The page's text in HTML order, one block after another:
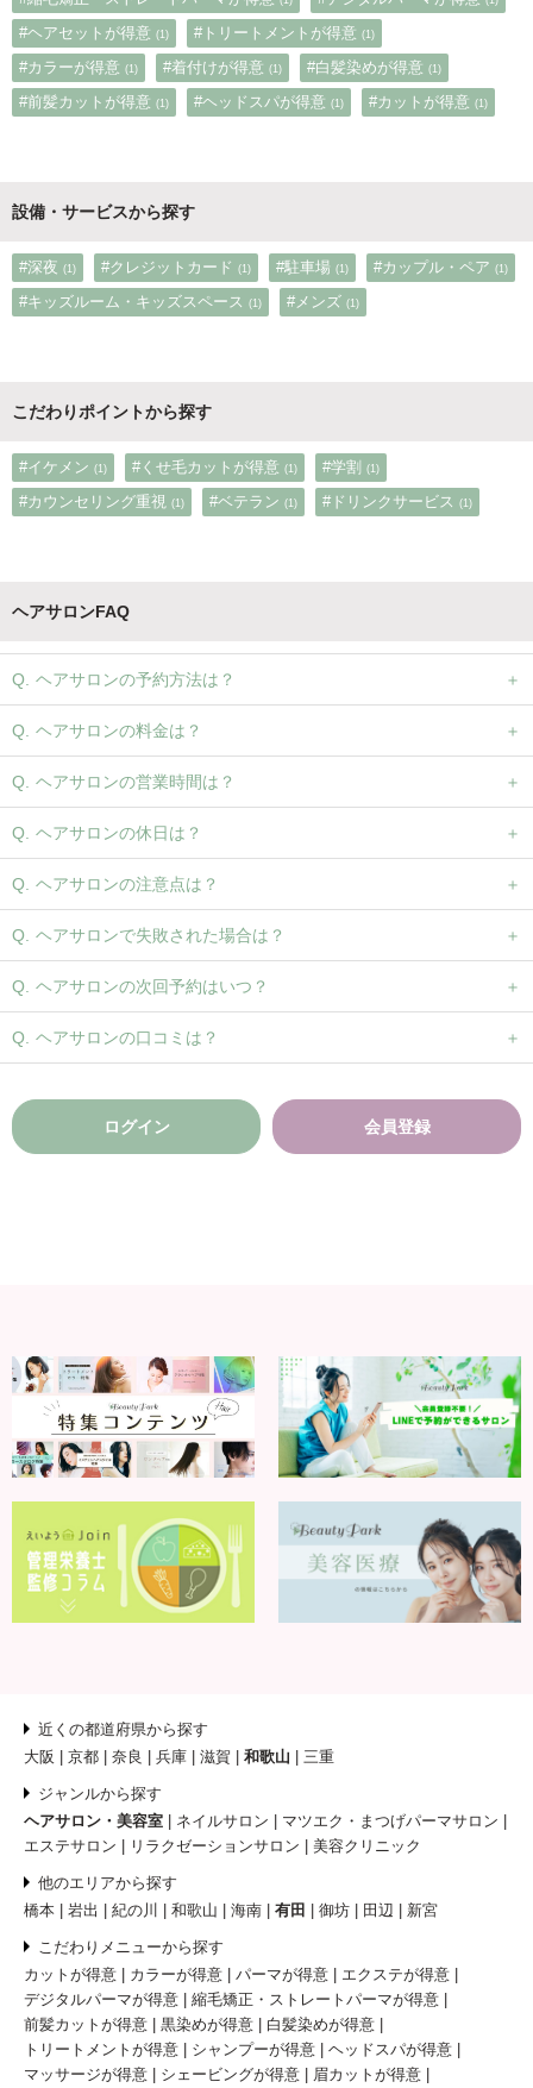
#ヘアセットが得意 (1) #トリートメントが得意 (1)
#カラーが得意 (1) #着付けが得意 (1) #白髪染めが得意 (1)
#前髪カットが得意 (1) #ヘッドスパが得意 (1) #カットが得意 (1)
設備・サービスから探す
#深夜 (1) #クレジットカード (1) #駐車場 (1) #カップル・ペア (1)
#キッズルーム・キッズスペース (1) #メンズ (1)
こだわりポイントから探す
#イケメン (1) #くせ毛カットが得意 (1) #学割 (1)
#カウンセリング重視 (1) #ベテラン (1) #ドリンクサービス (1)
ヘアサロンFAQ
ヘアサロンの予約方法は？
ヘアサロンの料金は？
ヘアサロンの営業時間は？
ヘアサロンの休日は？
ヘアサロンの注意点は？
ヘアサロンで失敗された場合は？
ヘアサロンの次回予約はいつ？
ヘアサロンの口コミは？
ログイン 会員登録
近くの都道府県から探す
大阪
京都 奈良 兵庫 滋賀 和歌山 三重
ジャンルから探す
ヘアサロン・美容室
ネイルサロン
マツエク・まつげパーマサロン
エステサロン
リラクゼーションサロン 美容クリニック
他のエリアから探す
橋本
岩出 紀の川 和歌山 海南 有田 御坊 田辺 新宮
こだわりメニューから探す
カットが得意
カラーが得意 パーマが得意
エクステが得意
デジタルパーマが得意
縮毛矯正・ストレートパーマが得意
前髪カットが得意
黒染めが得意
白髪染めが得意
トリートメントが得意
シャンプーが得意
ヘッドスパが得意
マッサージが得意
シェービングが得意
眉カットが得意